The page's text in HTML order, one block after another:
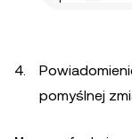
pomyślnej